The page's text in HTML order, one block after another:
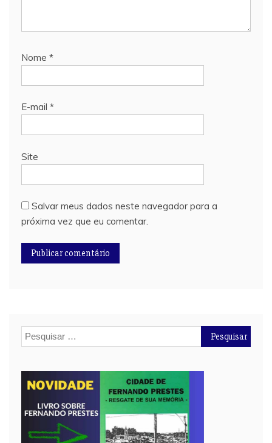
Nome *
E-mail *
Site
Salvar meus dados neste navegador para a
próxima vez que eu comentar.
Pesquisar
por: